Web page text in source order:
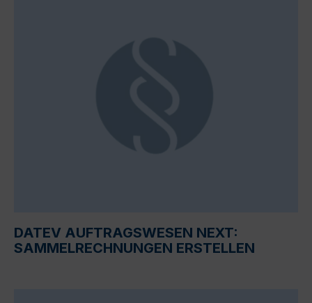
DATEV AUFTRAGSWESEN NEXT:
SAMMELRECHNUNGEN ERSTELLEN